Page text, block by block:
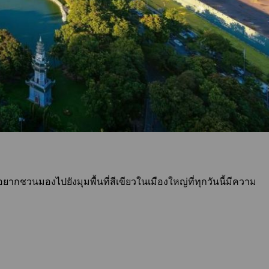
ยากชวนมองไปยังมุมพื้นที่สีเขียวในเมืองใหญ่ที่ทุกวันนี้มีความ